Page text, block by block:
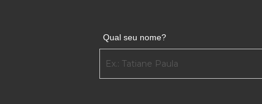
Qual seu nome?